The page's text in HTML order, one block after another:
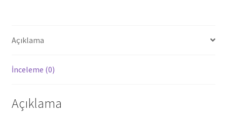
Açıklama
İnceleme (0)
Açıklama